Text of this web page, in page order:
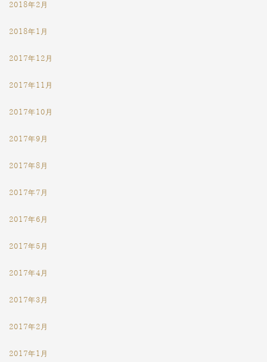
2018年2月
2018年1月
2017年12月
2017年11月
2017年10月
2017年9月
2017年8月
2017年7月
2017年6月
2017年5月
2017年4月
2017年3月
2017年2月
2017年1月